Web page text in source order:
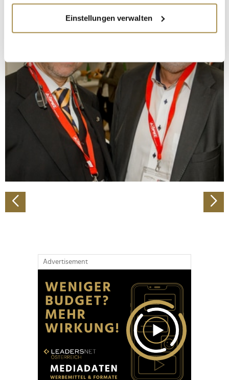
Informationen über Ihre geografische Lage
erfassen, welche bis auf einige Meter genau sein
bestimmten Merkmalen (Fingerprinting) identifizieren
Erfahren Sie mehr darüber, wie Ihre persönlichen Daten
verarbeitet werden, und legen Sie Ihre Präferenzen im
Abschnitt Einzelheiten fest.
Wir verwenden Cookies, um Inhalte und Anzeigen zu
personalisieren, Funktionen für soziale Medien anbieten
zu können und die Zugriffe auf unsere Website zu
analysieren. Außerdem geben wir Informationen zu Ihrer
Verwendung unserer Website an unsere Partner für
soziale Medien, Werbung und Analysen weiter. Unsere
Partner führen diese Informationen möglicherweise mit
Einstellungen verwalten
Advertisement